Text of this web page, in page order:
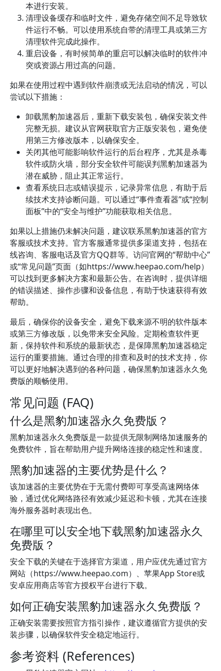
本进行安装。
清理设备缓存和临时文件，避免存储空间不足导致软
件运行不畅。可以使用系统自带的清理工具或第三方
清理软件完成此操作。
重启设备，有时候简单的重启可以解决临时的软件冲
突或资源占用过高的问题。
如果在使用过程中遇到软件崩溃或无法启动的情况，可以
尝试以下措施：
卸载黑豹加速器后，重新下载安装包，确保安装文件
完整无损。建议从官网获取官方正版安装包，避免使
用第三方修改版本，以确保安全。
关闭其他可能影响软件运行的后台程序，尤其是杀毒
软件或防火墙，部分安全软件可能误判黑豹加速器为
潜在威胁，阻止其正常运行。
查看系统日志或错误提示，记录异常信息，有助于后
续技术支持诊断问题。可以通过“事件查看器”或“控制
面板”中的“安全与维护”功能获取相关信息。
如果以上措施仍未解决问题，建议联系黑豹加速器的官方
客服或技术支持。官方客服通常提供多渠道支持，包括在
线咨询、客服电话及官方QQ群等。访问官网的“帮助中心”
或“常见问题”页面（如https://www.heepao.com/help）
可以找到更多解决方案和最新公告。在咨询时，提供详细
的错误描述、操作步骤和设备信息，有助于快速获得有效
帮助。
最后，确保你的设备安全，避免下载来源不明的软件版本
或第三方修改版，以免带来安全风险。定期检查软件更
新，保持软件和系统的最新状态，是保障黑豹加速器稳定
运行的重要措施。通过合理的排查和及时的技术支持，你
可以更好地解决遇到的各种问题，确保黑豹加速器永久免
费版的顺畅使用。
常见问题 (FAQ)
什么是黑豹加速器永久免费版？
黑豹加速器永久免费版是一款提供无限制网络加速服务的
免费软件，旨在帮助用户提升网络连接的稳定性和速度。
黑豹加速器的主要优势是什么？
该加速器的主要优势在于无需付费即可享受高速网络体
验，通过优化网络路径有效减少延迟和卡顿，尤其在连接
海外服务器时表现出色。
在哪里可以安全地下载黑豹加速器永久
免费版？
安全下载的关键在于选择官方渠道，用户应优先通过官方
网站（https://www.heepao.com）、苹果App Store或
安卓应用商店等官方授权平台进行下载。
如何正确安装黑豹加速器永久免费版？
正确安装需要按照官方指引操作，建议遵循官方提供的安
装步骤，以确保软件安全稳定地运行。
参考资料 (References)